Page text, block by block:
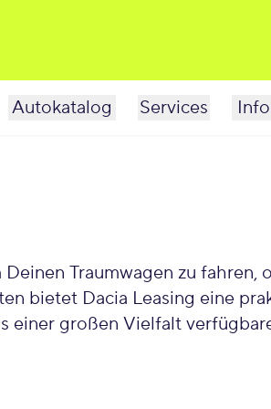
Autokatalog Services
Traumwagen zu
die Wert
großen Vielfalt verfügbarer